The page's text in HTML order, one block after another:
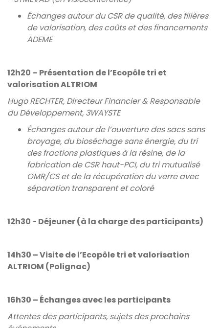
Échanges autour du CSR de qualité, des filières
de valorisation, des coûts et des financements
ADEME
12h20 – Présentation de l’Ecopôle tri et
valorisation ALTRIOM
Hugo RECHTER, Directeur Financier & Responsable
du Développement, 3WAYSTE
Échanges autour de l’ouverture des sacs sans
broyage, du bioséchage sans énergie, du tri
des fractions plastiques à la résine, de la
fabrication de CSR haut-PCI, du tri mutualisé
OMR/CS et de la récupération du verre avec
séparation transparent et coloré
12h30 - Déjeuner (à la charge des participants)
14h30 – Visite de l’Ecopôle tri et valorisation
ALTRIOM (Polignac)
16h30 – Échanges avec les participants
Attentes des participants, sujets des prochains